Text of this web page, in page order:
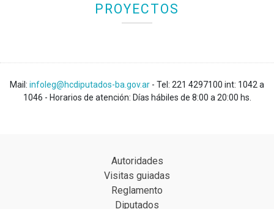
PROYECTOS
Mail: infoleg@hcdiputados-ba.gov.ar - Tel: 221 4297100 int: 1042 a
1046 - Horarios de atención: Días hábiles de 8:00 a 20:00 hs.
Autoridades
Visitas guiadas
Reglamento
Diputados